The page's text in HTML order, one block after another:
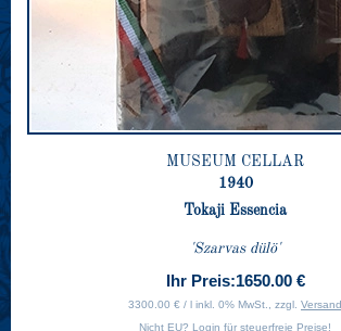
MUSEUM CELLAR
1940
Tokaji Essencia
'Szarvas dülö'
Ihr Preis:1650.00 €
3300.00 € / l inkl. 0% MwSt., zzgl. Versand
Nicht EU? Login für steuerfreie Preise!